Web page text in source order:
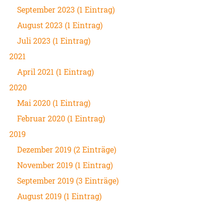
September 2023 (1 Eintrag)
August 2023 (1 Eintrag)
Juli 2023 (1 Eintrag)
2021
April 2021 (1 Eintrag)
2020
Mai 2020 (1 Eintrag)
Februar 2020 (1 Eintrag)
2019
Dezember 2019 (2 Einträge)
November 2019 (1 Eintrag)
September 2019 (3 Einträge)
August 2019 (1 Eintrag)